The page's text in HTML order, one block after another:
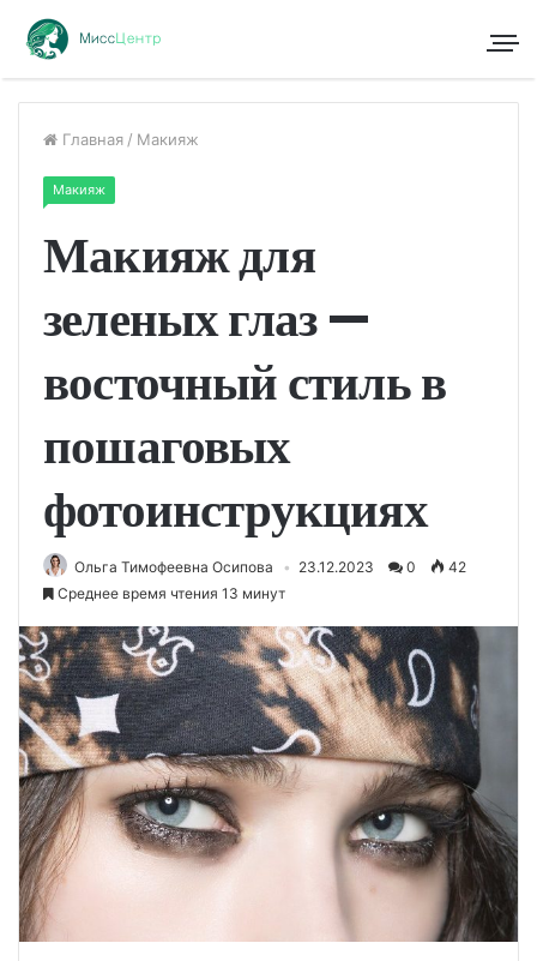
Главная / Макияж
Макияж
Макияж для
зеленых глаз —
восточный стиль в
пошаговых
фотоинструкциях
Ольга Тимофеевна Осипова 23.12.2023 0
42
Среднее время чтения 13 минут